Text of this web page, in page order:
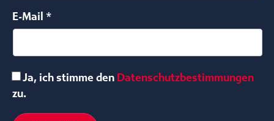
E-Mail *
Ja, ich stimme den Datenschutzbestimmungen
zu.